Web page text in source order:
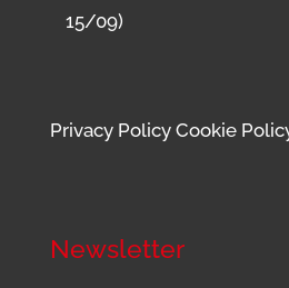
15/09)
Privacy Policy Cookie
Newsletter